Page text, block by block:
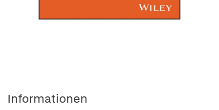
Informationen